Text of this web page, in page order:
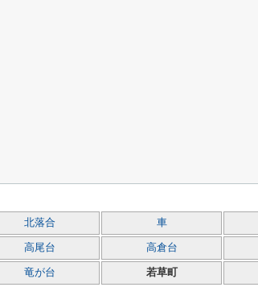
北落合 車
高尾台 高倉台
竜が台 若草町